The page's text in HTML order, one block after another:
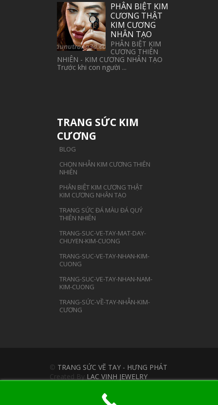
PHÂN BIỆT KIM
CƯƠNG THẬT
KIM CƯƠNG
NHÂN TẠO
PHÂN BIỆT KIM
CƯƠNG THIÊN
NHIÊN - KIM CƯƠNG NHÂN TẠO
Trước khi con người ...
TRANG SỨC KIM
CƯƠNG
BLOG
CHỌN NHẪN KIM CƯƠNG THIÊN
NHIÊN
PHÂN BIỆT KIM CƯƠNG THẬT
KIM CƯƠNG NHÂN TẠO
TRANG SỨC ĐÁ MÀU ĐÁ QUÝ
THIÊN NHIÊN
TRANG-SUC-VE-TAY-MAT-DAY-
CHUYEN-KIM-CUONG
TRANG-SUC-VE-TAY-NHAN-KIM-
CUONG
TRANG-SUC-VE-TAY-NHAN-NAM-
KIM-CUONG
TRANG-SỨC-VỀ-TAY-NHẪN-KIM-
CƯƠNG
© TRANG SỨC VẼ TAY - HƯNG PHÁT
Created By LAC VINH JEWELRY